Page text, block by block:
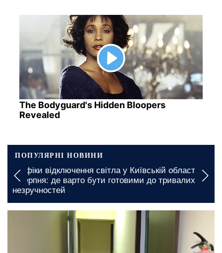
The Bodyguard's Hidden Bloopers
Revealed
ПОПУЛЯРНІ НОВИНИ
Електрики довго не буде: названо населені
пункти, де вводять графіки відключення світла у
Кіровоградській області на 7 серпня